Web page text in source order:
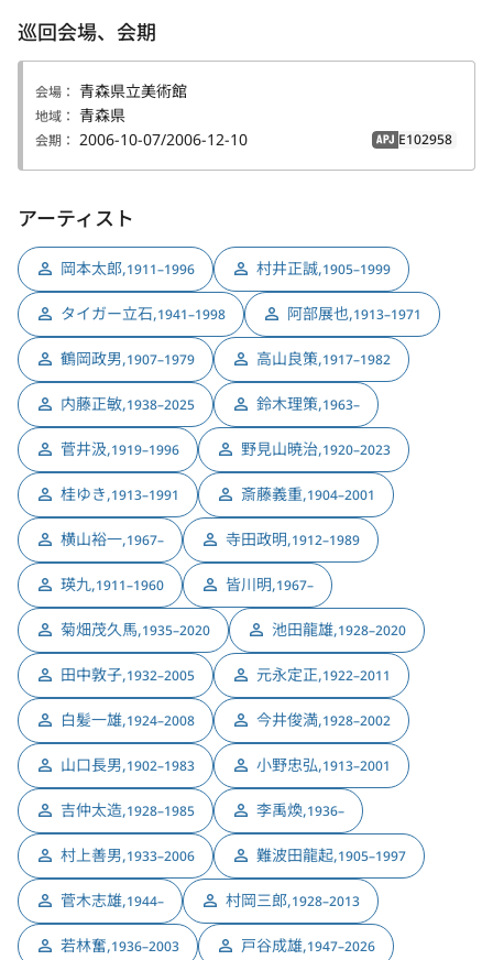
巡回会場、会期
会場： 青森県立美術館
地域： 青森県
会期： 2006-10-07/2006-12-10 APJ E102958
アーティスト
岡本太郎,1911–1996 村井正誠,1905–1999
タイガー立石,1941–1998 阿部展也,1913–1971
鶴岡政男,1907–1979 高山良策,1917–1982
内藤正敏,1938–2025 鈴木理策,1963–
菅井汲,1919–1996 野見山暁治,1920–2023
桂ゆき,1913–1991 斎藤義重,1904–2001
横山裕一,1967– 寺田政明,1912–1989
瑛九,1911–1960 皆川明,1967–
菊畑茂久馬,1935–2020 池田龍雄,1928–2020
田中敦子,1932–2005 元永定正,1922–2011
白髪一雄,1924–2008 今井俊満,1928–2002
山口長男,1902–1983 小野忠弘,1913–2001
吉仲太造,1928–1985 李禹煥,1936–
村上善男,1933–2006 難波田龍起,1905–1997
菅木志雄,1944– 村岡三郎,1928–2013
若林奮,1936–2003 戸谷成雄,1947–2026